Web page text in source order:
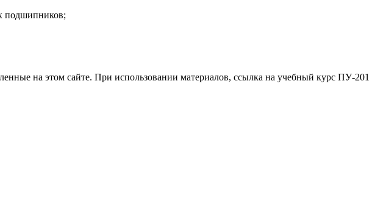
подшипников;
на этом сайте. При использовании материалов, ссылка на учебный курс ПУ-201